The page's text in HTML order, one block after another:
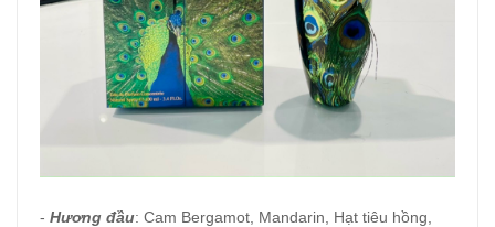
- Hương đầu: Cam Bergamot, Mandarin, Hạt tiêu hồng,